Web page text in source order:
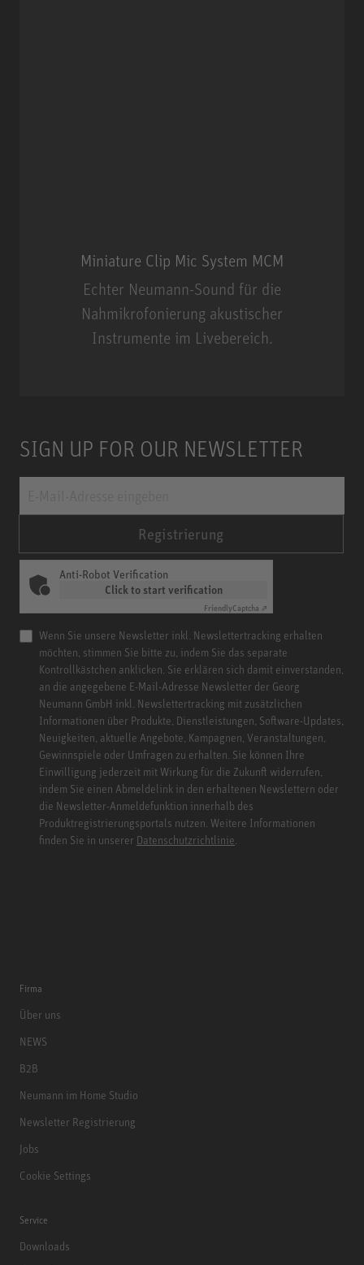
Miniature Clip Mic System MCM
Echter Neumann-Sound für die
Nahmikrofonierung akustischer
Instrumente im Livebereich.
SIGN UP FOR OUR NEWSLETTER
Registrierung
Anti-Robot Verification
Click to start verification
FriendlyCaptcha ⇗
Wenn Sie unsere Newsletter inkl. Newslettertracking erhalten
möchten, stimmen Sie bitte zu, indem Sie das separate
Kontrollkästchen anklicken. Sie erklären sich damit einverstanden,
an die angegebene E-Mail-Adresse Newsletter der Georg
Neumann GmbH inkl. Newslettertracking mit zusätzlichen
Informationen über Produkte, Dienstleistungen, Software-Updates,
Neuigkeiten, aktuelle Angebote, Kampagnen, Veranstaltungen,
Gewinnspiele oder Umfragen zu erhalten. Sie können Ihre
Einwilligung jederzeit mit Wirkung für die Zukunft widerrufen,
indem Sie einen Abmeldelink in den erhaltenen Newslettern oder
die Newsletter-Anmeldefunktion innerhalb des
Produktregistrierungsportals nutzen. Weitere Informationen
finden Sie in unserer Datenschutzrichtlinie
Firma
Über uns
NEWS
B2B
Neumann im Home Studio
Newsletter Registrierung
Jobs
Cookie Settings
Service
Downloads